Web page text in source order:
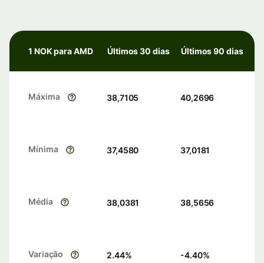
1 NOK para AMD Últimos 30 dias Últimos 90 dias
Máxima 38,7105 40,2696
Mínima 37,4580 37,0181
Média 38,0381 38,5656
Variação 2.44% -4.40%